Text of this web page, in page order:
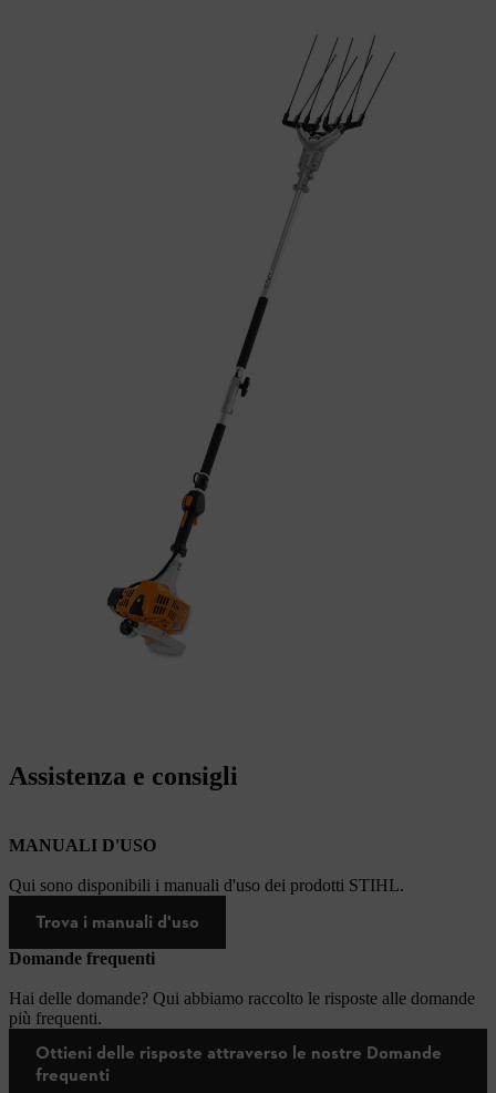
Assistenza e consigli
MANUALI D'USO
Qui sono disponibili i manuali d'uso dei prodotti STIHL.
Trova i manuali d'uso
Domande frequenti
Hai delle domande? Qui abbiamo raccolto le risposte alle domande
più frequenti.
Ottieni delle risposte attraverso le nostre Domande
frequenti